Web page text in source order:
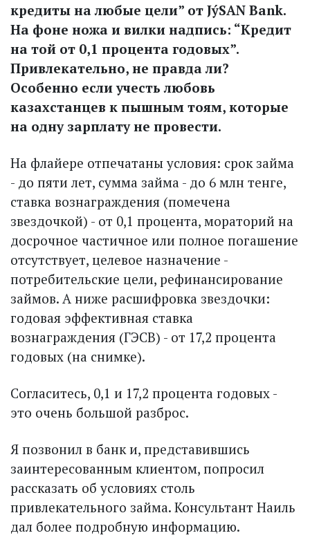
кредиты на любые цели” от JýSAN Bank.
На фоне ножа и вилки надпись: “Кредит
на той от 0,1 процента годовых”.
Привлекательно, не правда ли?
Особенно если учесть любовь
казахстанцев к пышным тоям, которые
на одну зарплату не провести.
На флайере отпечатаны условия: срок займа
- до пяти лет, сумма займа - до 6 млн тенге,
ставка вознаграждения (помечена
звездочкой) - от 0,1 процента, мораторий на
досрочное частичное или полное погашение
отсутствует, целевое назначение -
потребительские цели, рефинансирование
займов. А ниже расшифровка звездочки:
годовая эффективная ставка
вознаграждения (ГЭСВ) - от 17,2 процента
годовых (на снимке).
Согласитесь, 0,1 и 17,2 процента годовых -
это очень большой разброс.
Я позвонил в банк и, представившись
заинтересованным клиентом, попросил
рассказать об условиях столь
привлекательного займа. Консультант Наиль
дал более подробную информацию.